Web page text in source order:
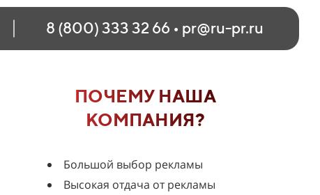
8 (800) 333 32 66 • pr@ru-pr.ru
ПОЧЕМУ НАША
КОМПАНИЯ?
Большой выбор рекламы
Высокая отдача от рекламы